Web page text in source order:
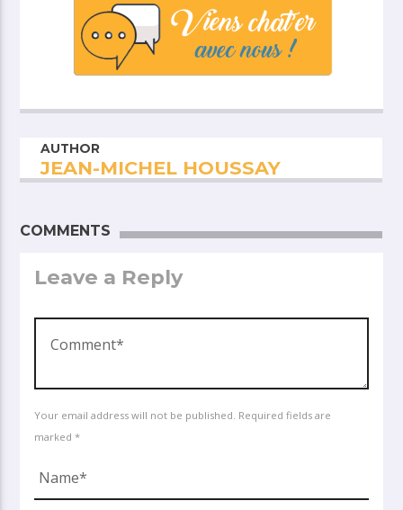
AUTHOR
JEAN-MICHEL HOUSSAY
COMMENTS
Leave a Reply
Your email address will not be published. Required fields are
marked *